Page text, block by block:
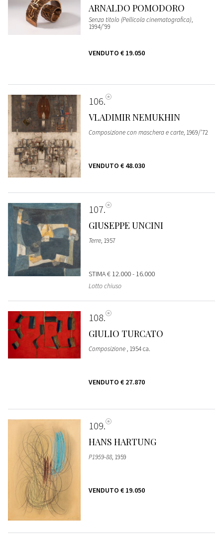
ARNALDO POMODORO
Senza titolo (Pellicola cinematografica),
1994/'99
VENDUTO € 19.050
106
VLADIMIR NEMUKHIN
Composizione con maschera e carte, 1969/'72
VENDUTO € 48.030
107
GIUSEPPE UNCINI
Terre, 1957
STIMA€ 12.000 - 16.000
Lotto chiuso
108
GIULIO TURCATO
Composizione, 1954 ca.
VENDUTO € 27.870
109
HANS HARTUNG
P1959-88, 1959
VENDUTO € 19.050